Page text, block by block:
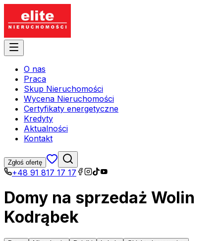
O nas
Praca
Skup Nieruchomości
Wycena Nieruchomości
Certyfikaty energetyczne
Kredyty
Aktualności
Kontakt
Zgłoś ofertę
+48 91 817 17 17
Domy na sprzedaż Wolin
Kodrąbek